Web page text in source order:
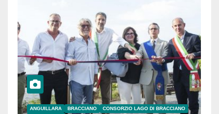
ANGUILLARA BRACCIANO
CONSORZIO LAGO DI BRACCIANO